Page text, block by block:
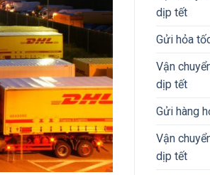
dịp tết
Gửi hỏa
Vận
dịp tết
Gửi hàng
Vận
dịp tết